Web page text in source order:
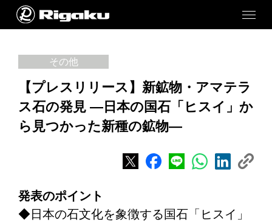
その他
【プレスリリース】新鉱物・アマテラ
ス石の発見 ―日本の国石「ヒスイ」か
ら見つかった新種の鉱物―
発表のポイント
◆日本の石文化を象徴する国石「ヒスイ」